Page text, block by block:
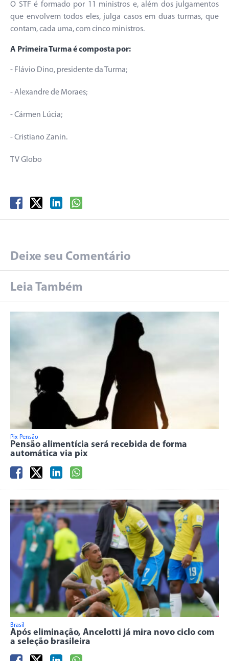
O STF é formado por 11 ministros e, além dos julgamentos
que envolvem todos eles, julga casos em duas turmas, que
contam, cada uma, com cinco ministros.
A Primeira Turma é composta por:
- Flávio Dino, presidente da Turma;
- Alexandre de Moraes;
- Cármen Lúcia;
- Cristiano Zanin.
TV Globo
Deixe seu Comentário
Leia Também
Pix Pensão
Pensão alimentícia será recebida de forma
automática via pix
Brasil
Após eliminação, Ancelotti já mira novo ciclo com
a seleção brasileira